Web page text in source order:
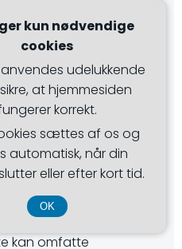
også være en invasiv
hvor den ikke er
kan føre til
da den kan
de oprindelige arter.
dens levesteder er
på dens invasive
forskellige
effektive
for at begrænse
bevare biodiversiteten i
kan omfatte
kun nødvendige
cookies
udelukkende
at hjemmesiden
korrekt.
sættes af os og
automatisk, når din
eller efter kort tid.
OK